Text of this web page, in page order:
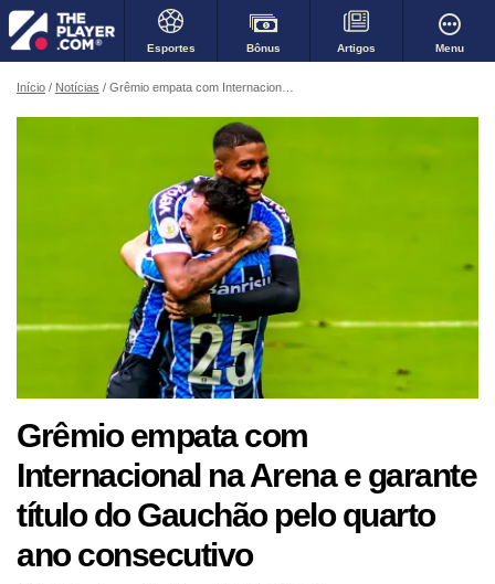
Esportes Bônus Artigos Menu
Início Notícias Grêmio empata com Internacional na Arena e garante título do Gauchão pelo quarto ano consecutivo
Grêmio empata com
Internacional na Arena e garante
título do Gauchão pelo quarto
ano consecutivo